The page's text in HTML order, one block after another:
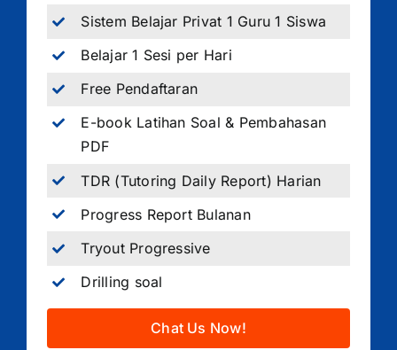
Sistem Belajar Privat 1 Guru 1 Siswa
Belajar 1 Sesi per Hari
Free Pendaftaran
E-book Latihan Soal & Pembahasan
PDF
TDR (Tutoring Daily Report) Harian
Progress Report Bulanan
Tryout Progressive
Drilling soal
Chat Us Now!